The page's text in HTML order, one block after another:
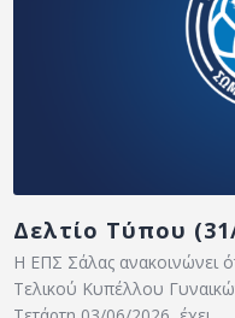
Δελτίο Τύπου
H ΕΠΣ Σάλας ανακοινώνει
Τελικού Κυπέλλου